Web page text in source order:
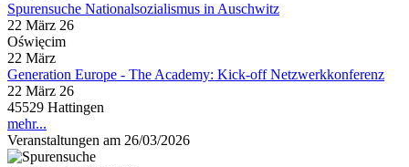
Spurensuche Nationalsozialismus in Auschwitz
22 März 26
Oświęcim
22 März
Generation Europe - The Academy: Kick-off Netzwerkkonferenz
22 März 26
45529 Hattingen
mehr...
Veranstaltungen am 26/03/2026